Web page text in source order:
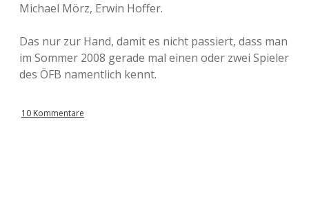
Michael Mörz, Erwin Hoffer.
Das nur zur Hand, damit es nicht passiert, dass man
im Sommer 2008 gerade mal einen oder zwei Spieler
des ÖFB namentlich kennt.
10 Kommentare